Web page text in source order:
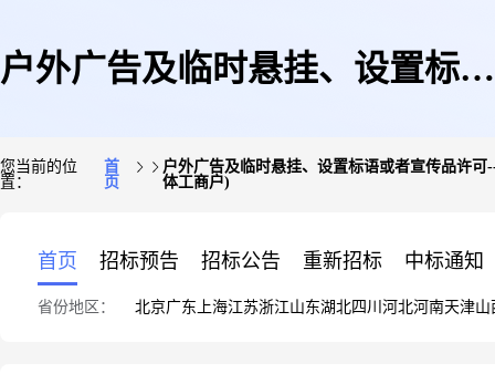
户外广告及临时悬挂、设置标语
您当前的位
置：
首
页
户外广告及临时悬挂、设置标语或者宣传品许
体工商户)
首页 招标预告 招标公告 重新招标 中标通知
省份地区： 北京广东 上海江苏浙江山东湖北四川 河北河南天津山